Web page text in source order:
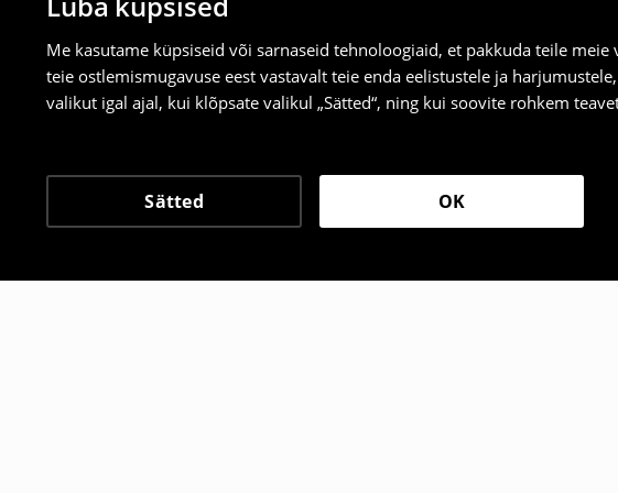
Me kasutame küpsiseid või sarnaseid tehnoloogiaid, et pakkuda teile
teie ostlemismugavuse eest vastavalt teie enda eelistustele ja
valikut igal ajal, kui klõpsate valikul „Sätted“, ning kui soovite rohkem
Sätted OK